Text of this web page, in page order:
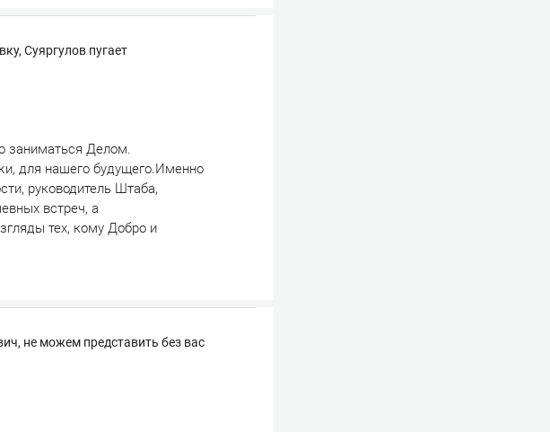
Суяргулов пугает
заниматься Делом.
для нашего будущего.Именно
руководитель Штаба,
встреч, а
тех, кому Добро и
не можем представить без вас